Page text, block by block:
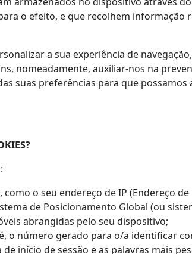
o efeito, e que recolhem informação
a sua experiência de
nomeadamente, auxiliar-nos na
suas preferências para que
, como o seu endereço de IP (Endereço
de Posicionamento Global (ou
abrangidas pelo seu dispositivo;
o número gerado para o/a identificar
início de sessão e as palavras mais